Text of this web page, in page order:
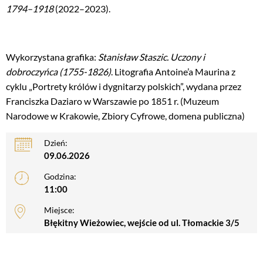
1794–1918(2022–2023).
Wykorzystana grafika: Stanisław Staszic. Uczony i
dobroczyńca (1755-1826). Litografia Antoine’a Maurina z
cyklu „Portrety królów i dygnitarzy polskich”, wydana przez
Franciszka Daziaro w Warszawie po 1851 r. (Muzeum
Narodowe w Krakowie, Zbiory Cyfrowe, domena publiczna)
Dzień:
09.06.2026
Godzina:
11:00
Miejsce:
Błękitny Wieżowiec, wejście od ul. Tłomackie 3/5